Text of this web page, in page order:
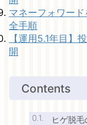
マネーフォワー
全手順
【運用5.1年目】
開
Contents
ヒゲ脱